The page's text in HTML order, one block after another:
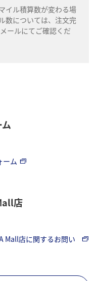
イル積算数が変わる場
数については、注文完
ールにてご確認くだ
ーム
店
Mall店に関するお問い